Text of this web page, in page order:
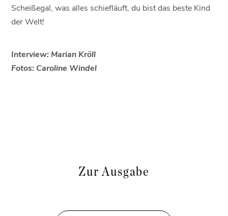
Scheißegal, was alles schiefläuft, du bist das beste Kind
der Welt!
Interview: Marian Kröll
Fotos: Caroline Windel
Zur Ausgabe